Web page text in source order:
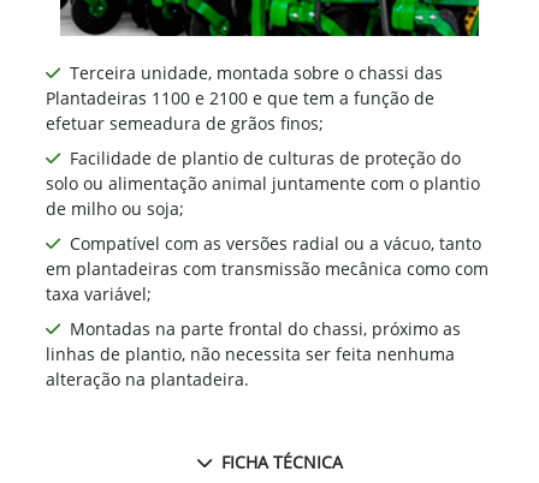
Terceira unidade, montada sobre o chassi das
Plantadeiras 1100 e 2100 e que tem a função de
efetuar semeadura de grãos finos;
Facilidade de plantio de culturas de proteção do
solo ou alimentação animal juntamente com o plantio
de milho ou soja;
Compatível com as versões radial ou a vácuo, tanto
em plantadeiras com transmissão mecânica como com
taxa variável;
Montadas na parte frontal do chassi, próximo as
linhas de plantio, não necessita ser feita nenhuma
alteração na plantadeira.
FICHA TÉCNICA